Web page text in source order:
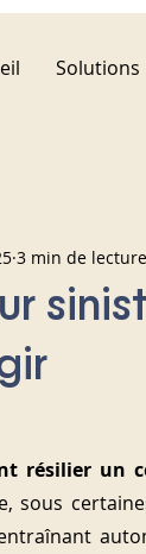
Solutions
3 min de lecture
résilier un
sous